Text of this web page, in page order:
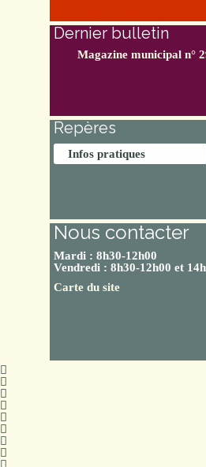
Dernier bulletin
Magazine municipal n°
Repères
Infos pratiques
Nous contacter
Mardi : 8h30-12h00
Vendredi : 8h30-12h00 et
Carte du site